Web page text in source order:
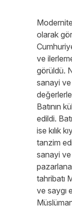
olarak
ve
görüldü.
sanayi
Batının
edildi.
ise kılık
tanzim
sanayi ve
tahribatı
ve saygı